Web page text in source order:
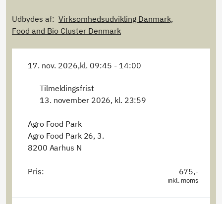
Udbydes af: Virksomhedsudvikling Danmark,
Food and Bio Cluster Denmark
17. nov. 2026,kl. 09:45 - 14:00
Tilmeldingsfrist
13. november 2026, kl. 23:59
Agro Food Park
Agro Food Park 26, 3.
8200 Aarhus N
Pris: 675,-
inkl. moms